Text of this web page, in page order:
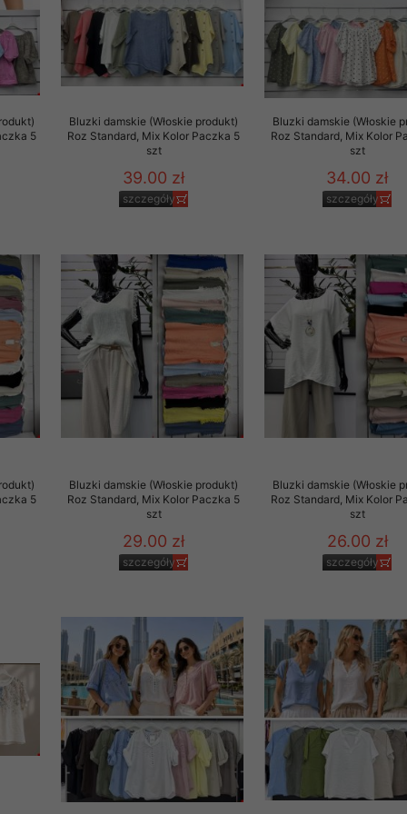
5
Bluzki damskie (Włoskie produkt)
Roz Standard, Mix Kolor Paczka 5
szt
39.00 zł
szczegóły
Bluzki damskie (Włoskie
Roz Standard, Mix Kolor
szt
34.00 zł
szczegóły
5
Bluzki damskie (Włoskie produkt)
Roz Standard, Mix Kolor Paczka 5
szt
29.00 zł
szczegóły
Bluzki damskie (Włoskie
Roz Standard, Mix Kolor
szt
26.00 zł
szczegóły
przez OMEZ
wycofanie zgody nie
oraz usunięcia
zautomatyzowanemu
Twoich
osobowych.
udzielonego przez
sierpnia 1997 r. o
przechowujemy na
jedynie uprawnieni
danych w celu
osobom trzecim,
komputerze Klienta
naszej oferty do
internetowej
tych plików
na komputerze